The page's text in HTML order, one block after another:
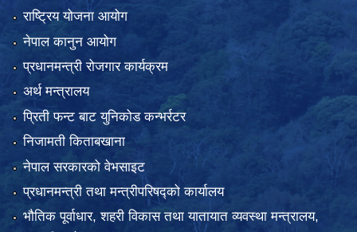
राष्ट्रिय योजना आयोग
नेपाल कानुन आयोग
प्रधानमन्त्री रोजगार कार्यक्रम
अर्थ मन्त्रालय
प्रिती फन्ट बाट युनिकोड कन्भर्रटर
निजामती किताबखाना
नेपाल सरकारको वेभसाइट
प्रधानमन्त्री तथा मन्त्रीपरिषद्को कार्यालय
भौतिक पूर्वाधार, शहरी विकास तथा यातायात व्यवस्था मन्त्रालय,